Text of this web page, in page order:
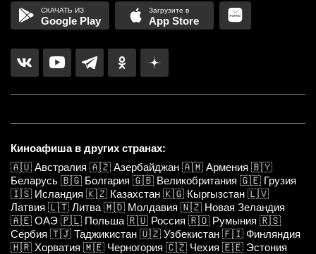
Google Play App Store
Киноафиша в других странах:
🇦🇺 Австралия 🇦🇿 Азербайджан 🇦🇲 Армения 🇧🇾
Беларусь 🇧🇬 Болгария 🇬🇧 Великобритания 🇬🇪 Грузия
🇮🇸 Исландия 🇰🇿 Казахстан 🇰🇬 Кыргызстан 🇱🇻
Латвия 🇱🇹 Литва 🇲🇩 Молдавия 🇳🇿 Новая Зеландия
🇦🇪 ОАЭ 🇵🇱 Польша 🇷🇺 Россия 🇷🇴 Румыния 🇷🇸
Сербия 🇹🇯 Таджикистан 🇺🇿 Узбекистан 🇫🇮 Финляндия
🇭🇷 Хорватия 🇲🇪 Черногория 🇨🇿 Чехия 🇪🇪 Эстония